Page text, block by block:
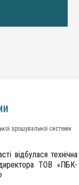
зрошувальної системи
відбулася технічна
ТОВ «ПБК-